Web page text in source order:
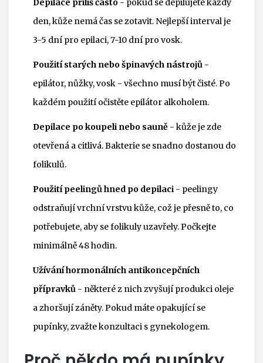
Depilace příliš často - pokud se depilujete každý
den, kůže nemá čas se zotavit. Nejlepší interval je
3-5 dní pro epilaci, 7-10 dní pro vosk.
Použití starých nebo špinavých nástrojů -
epilátor, nůžky, vosk - všechno musí být čisté. Po
každém použití očistěte epilátor alkoholem.
Depilace po koupeli nebo sauně - kůže je zde
otevřená a citlivá. Bakterie se snadno dostanou do
folikulů.
Použití peelingů hned po depilaci - peelingy
odstraňují vrchní vrstvu kůže, což je přesně to, co
potřebujete, aby se folikuly uzavřely. Počkejte
minimálně 48 hodin.
Užívání hormonálních antikoncepčních
přípravků - některé z nich zvyšují produkci oleje
a zhoršují záněty. Pokud máte opakující se
pupínky, zvažte konzultaci s gynekologem.